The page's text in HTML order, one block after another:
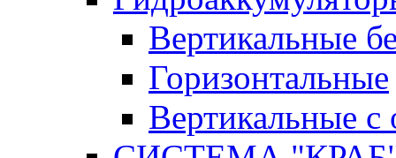
Вертикальные
Горизонтальные
Вертикальные